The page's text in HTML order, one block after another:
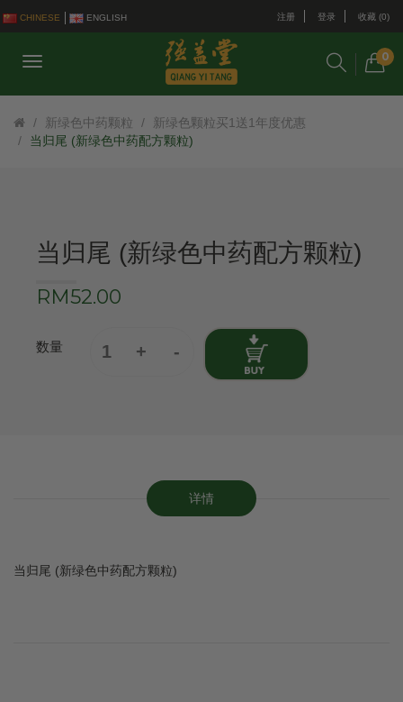
CHINESE ENGLISH 注册 登录 收藏 (0)
0
新绿色中药颗粒
新绿色颗粒买1送1年度优惠
当归尾 (新绿色中药配方颗粒)
当归尾 (新绿色中药配方颗粒)
RM52.00
数量
详情
当归尾 (新绿色中药配方颗粒)